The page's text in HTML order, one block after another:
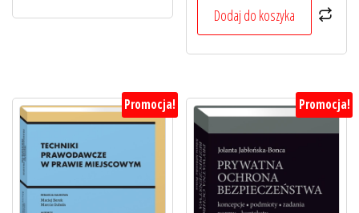
79,00 zł.
59,25 zł.
Dodaj do koszyka
Promocja! Promocja!